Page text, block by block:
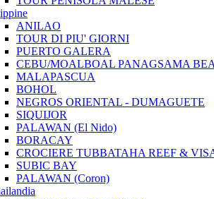
ANILAO
TOUR DI PIU' GIORNI
PUERTO GALERA
CEBU/MOALBOAL PANAGSAMA
MALAPASCUA
BOHOL
NEGROS ORIENTAL - DUMAGUETE
SIQUIJOR
PALAWAN (El Nido)
BORACAY
CROCIERE TUBBATAHA REEF &
SUBIC BAY
PALAWAN (Coron)